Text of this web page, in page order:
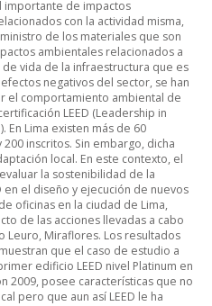
importante de impactos
con la actividad misma,
de los materiales que son
ambientales relacionados a
vida de la infraestructura que es
negativos del sector, se han
el comportamiento ambiental de
LEED (Leadership in
En Lima existen más de 60
inscritos. Sin embargo, dicha
local. En este contexto, el
la sostenibilidad de la
en el diseño y ejecución de nuevos
oficinas en la ciudad de Lima,
de las acciones llevadas a cabo
Leuro, Miraflores. Los resultados
que el caso de estudio a
edificio LEED nivel Platinum en
2009, posee características que no
pero que aun así LEED le ha